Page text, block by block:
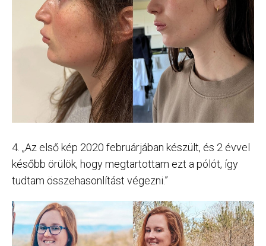
4. „Az első kép 2020 februárjában készült, és 2 évvel
később örülök, hogy megtartottam ezt a pólót, így
tudtam összehasonlítást végezni.”